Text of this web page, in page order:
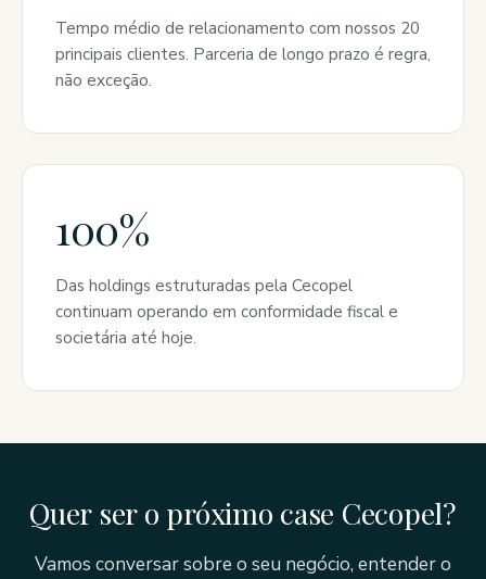
Tempo médio de relacionamento com nossos 20
principais clientes. Parceria de longo prazo é regra,
não exceção.
100%
Das holdings estruturadas pela Cecopel
continuam operando em conformidade fiscal e
societária até hoje.
Quer ser o próximo case Cecopel?
Vamos conversar sobre o seu negócio, entender o